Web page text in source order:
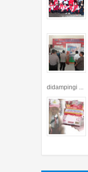
didampingi ...